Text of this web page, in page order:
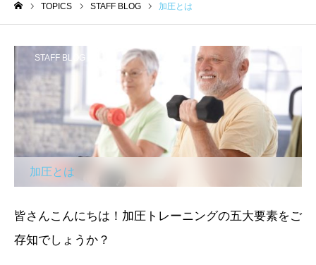
TOPICS STAFF BLOG 加圧とは
STAFF BLOG
加圧とは
皆さんこんにちは！加圧トレーニングの五大要素をご
存知でしょうか？